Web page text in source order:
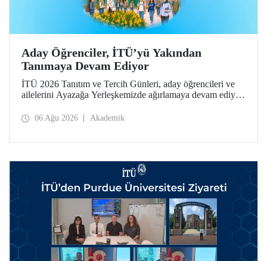
Aday Öğrenciler, İTÜ’yü Yakından
Tanımaya Devam Ediyor
İTÜ 2026 Tanıtım ve Tercih Günleri, aday öğrencileri ve
ailelerini Ayazağa Yerleşkemizde ağırlamaya devam ediyor.
ilgili fakülte ve birimler adaylara bilgi vermeye devam
06 Ağu 2026 Akademik